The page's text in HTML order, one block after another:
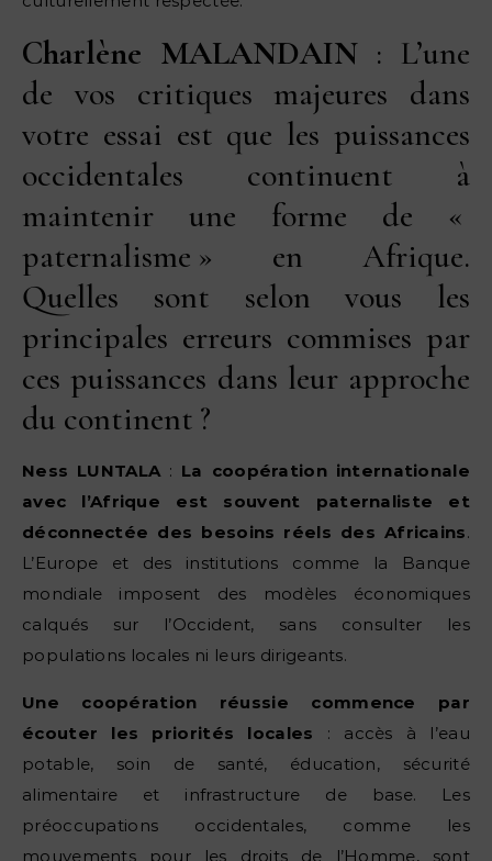
Charlène MALANDAIN: L’une
de vos critiques majeures dans
votre essai est que les puissances
occidentales continuent à
maintenir une forme de «
paternalisme » en Afrique.
Quelles sont selon vous les
principales erreurs commises par
ces puissances dans leur approche
du continent ?
Ness LUNTALA: La coopération internationale
avec l’Afrique est souvent paternaliste et
déconnectée des besoins réels des Africains.
L’Europe et des institutions comme la Banque
mondiale imposent des modèles économiques
calqués sur l’Occident, sans consulter les
populations locales ni leurs dirigeants.
Une coopération réussie commence par
écouter les priorités locales : accès à l’eau
potable, soin de santé, éducation, sécurité
alimentaire et infrastructure de base. Les
préoccupations occidentales, comme les
mouvements pour les droits de l’Homme, sont